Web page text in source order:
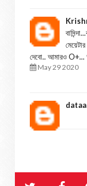
দেবো.. আমারও
May 29 2020